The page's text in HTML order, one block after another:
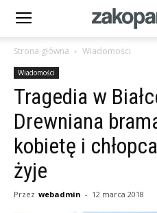
Strona główna Wiadomości
Wiadomości
Tragedia w
Drewniana
kobietę i
żyje
Przez webadmin - 12 marca 2018